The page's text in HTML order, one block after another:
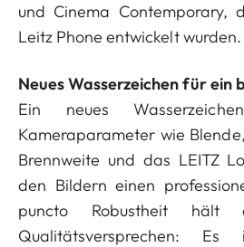
und Cinema Contemporary,
Leitz Phone entwickelt wurden.
Neues Wasserzeichen für ein
Ein neues
Kameraparameter wie
Brennweite und das LEITZ
den Bildern einen
puncto Robustheit
Qualitätsversprechen: